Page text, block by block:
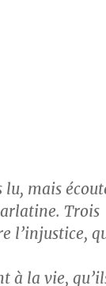
lu, mais
Trois
l’injustice,
à la vie,